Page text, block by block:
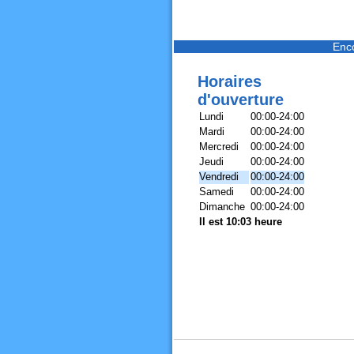
Horaires
d'ouverture
Lundi
00:00-24:00
Mardi
00:00-24:00
Mercredi
00:00-24:00
Jeudi
00:00-24:00
Vendredi
00:00-24:00
Samedi
00:00-24:00
Dimanche 00:00-24:00
Il est 10:03 heure